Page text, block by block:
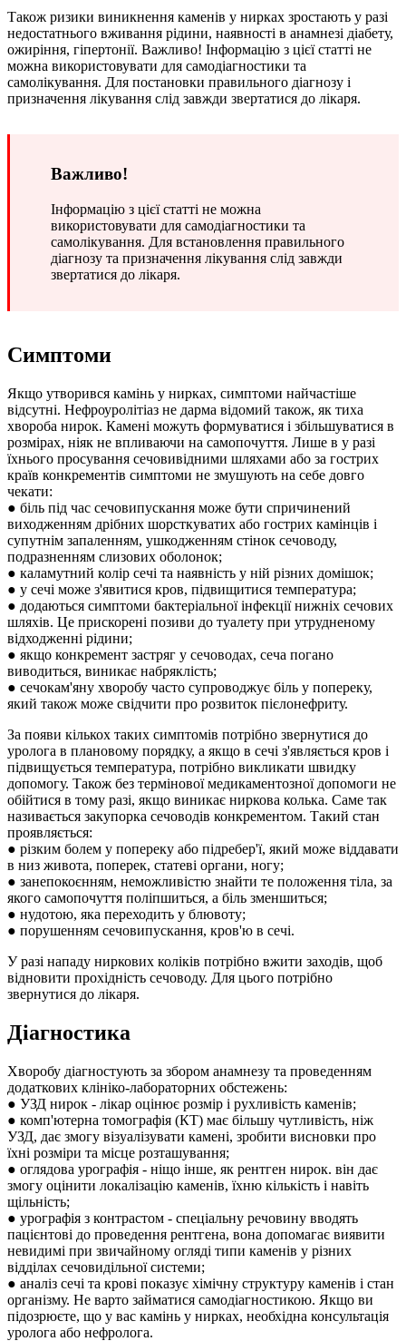
Також ризики виникнення каменів у нирках зростають у разі
недостатнього вживання рідини, наявності в анамнезі діабету,
ожиріння, гіпертонії. Важливо! Інформацію з цієї статті не
можна використовувати для самодіагностики та
самолікування. Для постановки правильного діагнозу і
призначення лікування слід завжди звертатися до лікаря.
Важливо!
Інформацію з цієї статті не можна
використовувати для самодіагностики та
самолікування. Для встановлення правильного
діагнозу та призначення лікування слід завжди
звертатися до лікаря.
Симптоми
Якщо утворився камінь у нирках, симптоми найчастіше
відсутні. Нефроуролітіаз не дарма відомий також, як тиха
хвороба нирок. Камені можуть формуватися і збільшуватися в
розмірах, ніяк не впливаючи на самопочуття. Лише в у разі
їхнього просування сечовивідними шляхами або за гострих
країв конкрементів симптоми не змушують на себе довго
чекати:
● біль під час сечовипускання може бути спричинений
виходженням дрібних шорсткуватих або гострих камінців і
супутнім запаленням, ушкодженням стінок сечоводу,
подразненням слизових оболонок;
● каламутний колір сечі та наявність у ній різних домішок;
● у сечі може з'явитися кров, підвищитися температура;
● додаються симптоми бактеріальної інфекції нижніх сечових
шляхів. Це прискорені позиви до туалету при утрудненому
відходженні рідини;
● якщо конкремент застряг у сечоводах, сеча погано
виводиться, виникає набряклість;
● сечокам'яну хворобу часто супроводжує біль у попереку,
який також може свідчити про розвиток пієлонефриту.
За появи кількох таких симптомів потрібно звернутися до
уролога в плановому порядку, а якщо в сечі з'являється кров і
підвищується температура, потрібно викликати швидку
допомогу. Також без термінової медикаментозної допомоги не
обійтися в тому разі, якщо виникає ниркова колька. Саме так
називається закупорка сечоводів конкрементом. Такий стан
проявляється:
● різким болем у попереку або підребер'ї, який може віддавати
в низ живота, поперек, статеві органи, ногу;
● занепокоєнням, неможливістю знайти те положення тіла, за
якого самопочуття поліпшиться, а біль зменшиться;
● нудотою, яка переходить у блювоту;
● порушенням сечовипускання, кров'ю в сечі.
У разі нападу ниркових коліків потрібно вжити заходів, щоб
відновити прохідність сечоводу. Для цього потрібно
звернутися до лікаря.
Діагностика
Хворобу діагностують за збором анамнезу та проведенням
додаткових клініко-лабораторних обстежень:
● УЗД нирок - лікар оцінює розмір і рухливість каменів;
● комп'ютерна томографія (КТ) має більшу чутливість, ніж
УЗД, дає змогу візуалізувати камені, зробити висновки про
їхні розміри та місце розташування;
● оглядова урографія - ніщо інше, як рентген нирок. він дає
змогу оцінити локалізацію каменів, їхню кількість і навіть
щільність;
● урографія з контрастом - спеціальну речовину вводять
пацієнтові до проведення рентгена, вона допомагає виявити
невидимі при звичайному огляді типи каменів у різних
відділах сечовидільної системи;
● аналіз сечі та крові показує хімічну структуру каменів і стан
організму. Не варто займатися самодіагностикою. Якщо ви
підозрюєте, що у вас камінь у нирках, необхідна консультація
уролога або нефролога.